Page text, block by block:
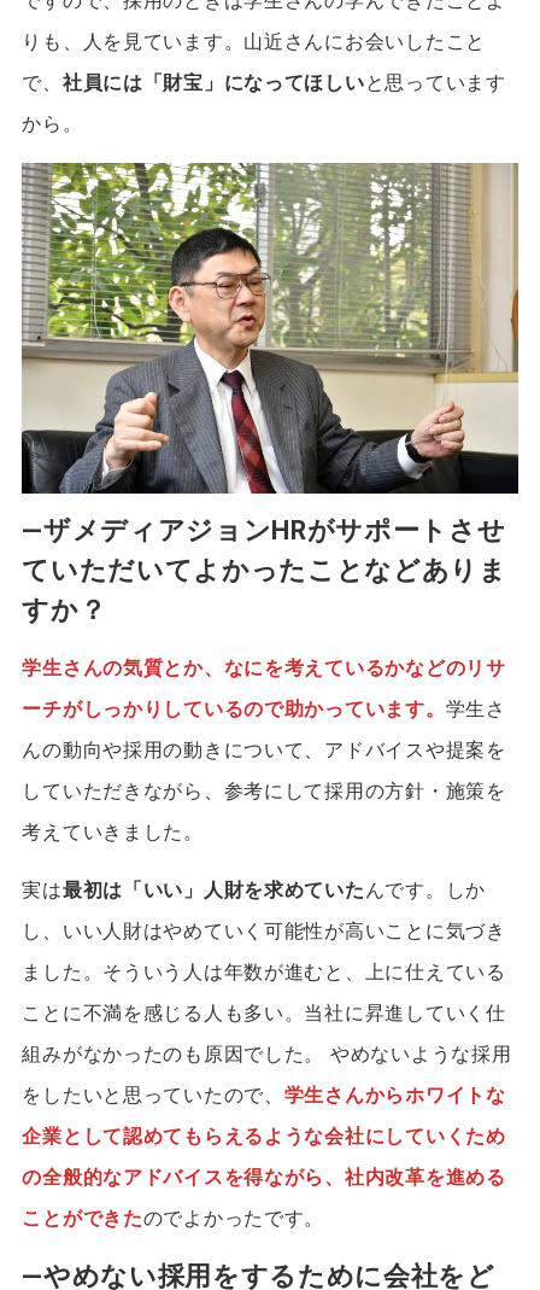
りも、人を見ています。山近さんにお会いしたこと
で、 社員には「財宝」になってほしいと思っています
から。
―ザメディアジョンHRがサポートさせ
ていただいてよかったことなどありま
すか？
学生さんの気質とか、なにを考えているかなどのリサ
ーチがしっかりしているので助かっています。 学生さ
んの動向や採用の動きについて、アドバイスや提案を
していただきながら、参考にして採用の方針・施策を
考えていきました。
実は最初は「いい」人財を求めていたんです。しか
し、いい人財はやめていく可能性が高いことに気づき
ました。そういう人は年数が進むと、上に仕えている
ことに不満を感じる人も多い。当社に昇進していく仕
組みがなかったのも原因でした。 やめないような採用
をしたいと思っていたので、 学生さんからホワイトな
企業として認めてもらえるような会社にしていくため
の全般的なアドバイスを得ながら、社内改革を進める
ことができたのでよかったです。
―やめない採用をするために会社をど